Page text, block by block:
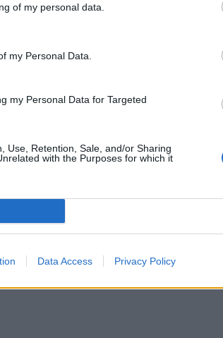
of my personal data.
my Personal Data.
my Personal Data for Targeted
Use, Retention, Sale, and/or Sharing
with the Purposes for which it
Data Access Privacy Policy